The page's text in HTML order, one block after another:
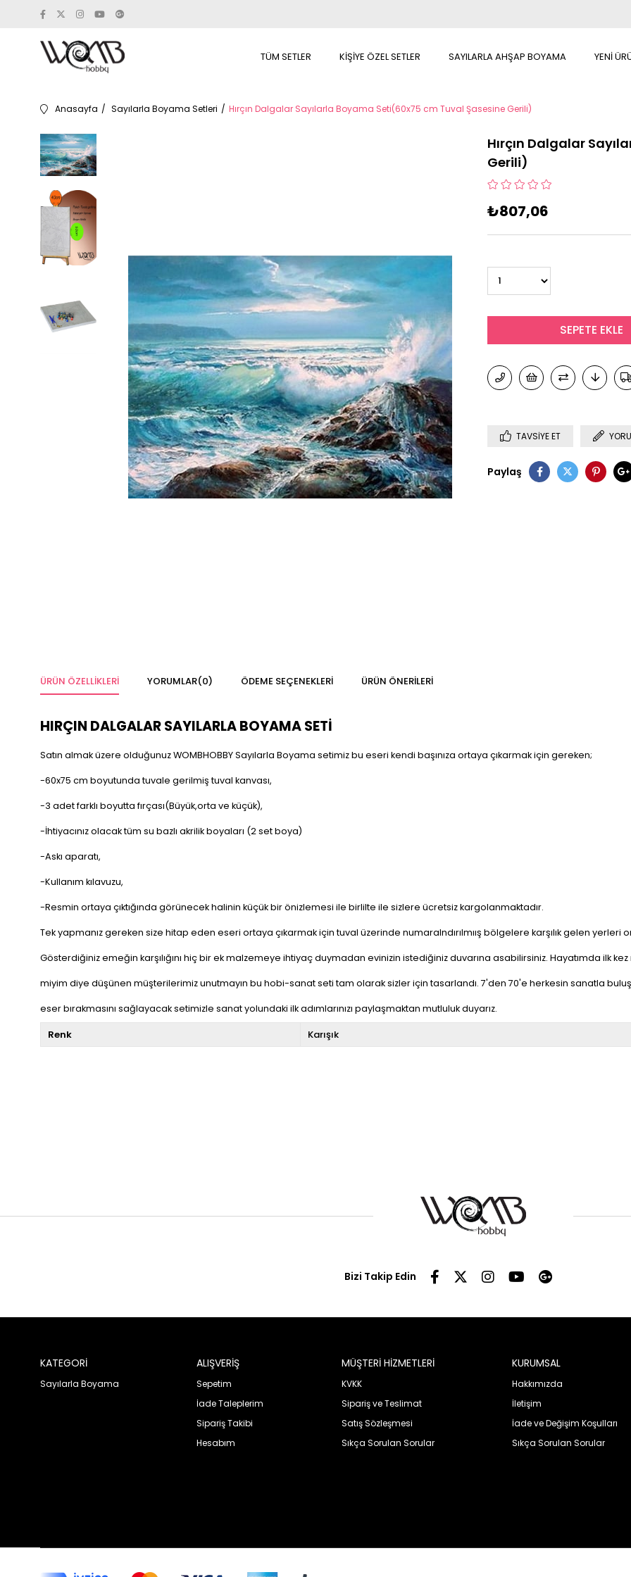
TÜM SETLER KİŞİYE ÖZEL SETLER SAYILARLA AHŞAP BOYAMA YENİ
Anasayfa Sayılarla Boyama Setleri Hırçın Dalgalar Sayılarla Boyama Seti(60x75 cm Tuval Şasesine Gerili)
Hırçın Dalgalar
Gerili)
₺807,06
TAVSIYE ET
Paylaş
ÜRÜN ÖZELLIKLERI YORUMLAR(0) ÖDEME SEÇENEKLERI ÜRÜN ÖNERILERI
HIRÇIN DALGALAR SAYILARLA BOYAMA SETİ
Satın almak üzere olduğunuz WOMBHOBBY Sayılarla Boyama setimiz bu eseri kendi başınıza ortaya çıkarmak için gereken;
-60x75 cm boyutunda tuvale gerilmiş tuval kanvası,
-3 adet farklı boyutta fırçası(Büyük,orta ve küçük),
-İhtiyacınız olacak tüm su bazlı akrilik boyaları (2 set boya)
-Askı aparatı,
-Kullanım kılavuzu,
-Resmin ortaya çıktığında görünecek halinin küçük bir önizlemesi ile birlilte ile sizlere ücretsiz kargolanmaktadır.
Tek yapmanız gereken size hitap eden eseri ortaya çıkarmak için tuval üzerinde numaralndırılmıış bölgelere karşılık gelen
Gösterdiğiniz emeğin karşılığını hiç bir ek malzemeye ihtiyaç duymadan evinizin istediğiniz duvarına asabilirsiniz. Hayatımda ilk
miyim diye düşünen müşterilerimiz unutmayın bu hobi-sanat seti tam olarak sizler için tasarlandı. 7'den 70'e herkesin sanatla
eser bırakmasını sağlayacak setimizle sanat yolundaki ilk adımlarınızı paylaşmaktan mutluluk duyarız.
Renk Karışık
Bizi Takip Edin
KATEGORİ
Sayılarla Boyama
ALIŞVERİŞ
Sepetim
İade Taleplerim
Sipariş Takibi
Hesabım
MÜŞTERİ HİZMETLERİ
KVKK
Sipariş ve Teslimat
Satış Sözleşmesi
Sıkça Sorulan Sorular
KURUMSAL
Hakkımızda
İletişim
İade ve Değişim Koşulları
Sıkça Sorulan Sorular